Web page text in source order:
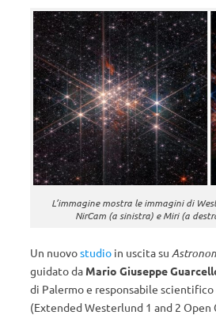
L’immagine mostra le immagini di
NirCam (a sinistra) e Miri (a
Un nuovostudio in uscita su
guidato da Mario Giuseppe
di Palermo e responsabile
(Extended Westerlund 1 and 2 Open